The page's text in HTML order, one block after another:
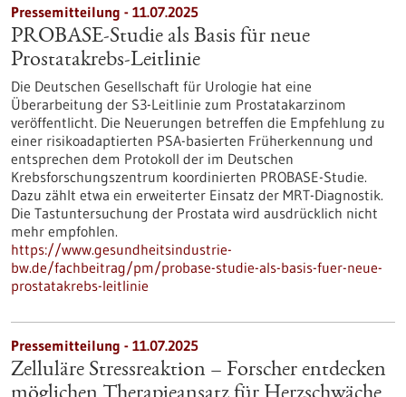
Pressemitteilung - 11.07.2025
PROBASE-Studie als Basis für neue
Prostatakrebs-Leitlinie
Die Deutschen Gesellschaft für Urologie hat eine
Überarbeitung der S3-Leitlinie zum Prostatakarzinom
veröffentlicht. Die Neuerungen betreffen die Empfehlung zu
einer risikoadaptierten PSA-basierten Früherkennung und
entsprechen dem Protokoll der im Deutschen
Krebsforschungszentrum koordinierten PROBASE-Studie.
Dazu zählt etwa ein erweiterter Einsatz der MRT-Diagnostik.
Die Tastuntersuchung der Prostata wird ausdrücklich nicht
mehr empfohlen.
https://www.gesundheitsindustrie-
bw.de/fachbeitrag/pm/probase-studie-als-basis-fuer-neue-
prostatakrebs-leitlinie
Pressemitteilung - 11.07.2025
Zelluläre Stressreaktion – Forscher entdecken